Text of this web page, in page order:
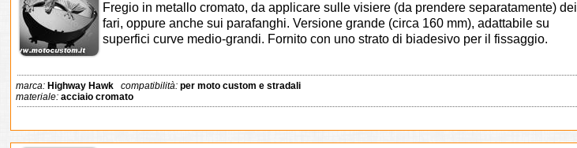
Fregio in metallo cromato, da applicare sulle visiere (da prendere separatamente) dei
fari, oppure anche sui parafanghi. Versione grande (circa 160 mm), adattabile su
superfici curve medio-grandi. Fornito con uno strato di biadesivo per il fissaggio.
marca: Highway Hawk compatibilità:per moto custom e stradali
materiale:acciaio cromato